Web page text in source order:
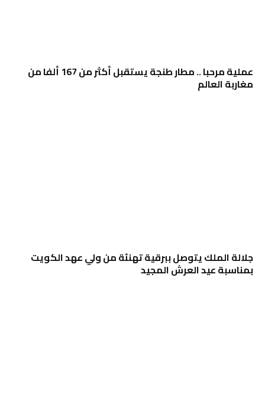
عملية مرحبا .. مطار طنجة يستقبل أكثر من 167 ألفا من
مغاربة العالم
جلالة الملك يتوصل ببرقية تهنئة من ولي عهد الكويت
بمناسبة عيد العرش المجيد